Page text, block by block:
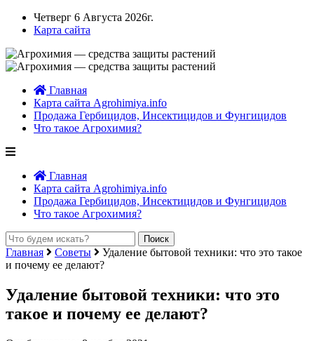
Четверг 6 Августа 2026г.
Карта сайта
Главная
Карта сайта Agrohimiya.info
Продажа Гербицидов, Инсектицидов и Фунгицидов
Что такое Агрохимия?
Главная
Карта сайта Agrohimiya.info
Продажа Гербицидов, Инсектицидов и Фунгицидов
Что такое Агрохимия?
Главная Советы
Удаление бытовой техники: что это такое
и почему ее делают?
Удаление бытовой техники: что это
такое и почему ее делают?